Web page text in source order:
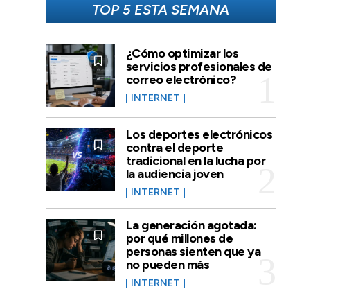
TOP 5 ESTA SEMANA
¿Cómo optimizar los
servicios profesionales de
correo electrónico?
INTERNET
Los deportes electrónicos
contra el deporte
tradicional en la lucha por
la audiencia joven
INTERNET
La generación agotada:
por qué millones de
personas sienten que ya
no pueden más
INTERNET